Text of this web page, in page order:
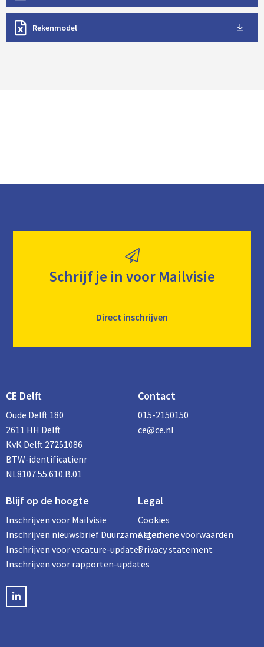
a
w
o
Rekenmodel
w
Schrijf je in voor Mailvisie
Direct inschrijven
CE Delft
Oude Delft 180
2611 HH Delft
KvK Delft 27251086
BTW-identificatienr
NL8107.55.610.B.01
Contact
015-2150150
ce@ce.nl
Blijf op de hoogte
Inschrijven voor Mailvisie
Inschrijven nieuwsbrief Duurzame stad
Inschrijven voor vacature-updates
Inschrijven voor rapporten-updates
LinkedIN
Legal
Cookies
Algemene voorwaarden
Privacy statement